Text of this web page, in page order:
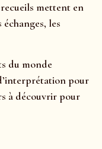
mettent en
les
du monde
pour
à découvrir pour